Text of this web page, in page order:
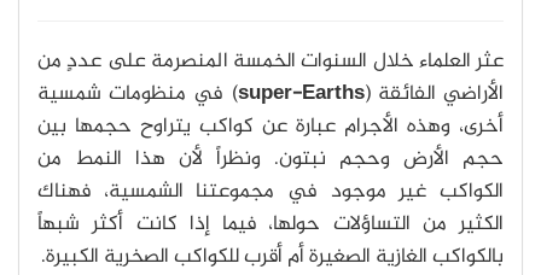
عثر العلماء خلال السنوات الخمسة المنصرمة على عددٍ من
الأراضي الفائقة (super-Earths) في منظومات شمسية
أخرى، وهذه الأجرام عبارة عن كواكب يتراوح حجمها بين
حجم الأرض وحجم نبتون. ونظراً لأن هذا النمط من
الكواكب غير موجود في مجموعتنا الشمسية، فهناك
الكثير من التساؤلات حولها، فيما إذا كانت أكثر شبهاً
بالكواكب الغازية الصغيرة أم أقرب للكواكب الصخرية الكبيرة.